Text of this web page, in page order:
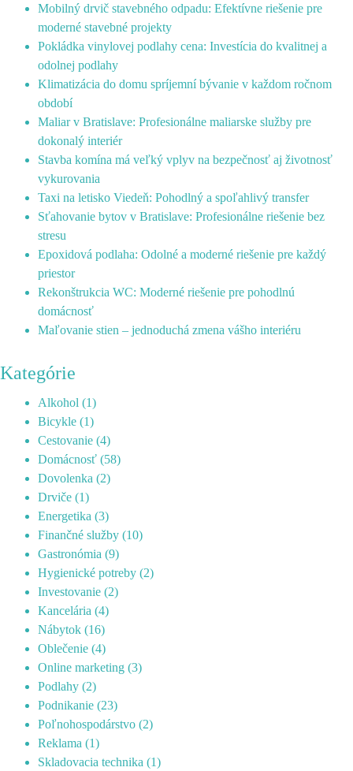
Mobilný drvič stavebného odpadu: Efektívne riešenie pre
moderné stavebné projekty
Pokládka vinylovej podlahy cena: Investícia do kvalitnej a
odolnej podlahy
Klimatizácia do domu spríjemní bývanie v každom ročnom
období
Maliar v Bratislave: Profesionálne maliarske služby pre
dokonalý interiér
Stavba komína má veľký vplyv na bezpečnosť aj životnosť
vykurovania
Taxi na letisko Viedeň: Pohodlný a spoľahlivý transfer
Sťahovanie bytov v Bratislave: Profesionálne riešenie bez
stresu
Epoxidová podlaha: Odolné a moderné riešenie pre každý
priestor
Rekonštrukcia WC: Moderné riešenie pre pohodlnú
domácnosť
Maľovanie stien – jednoduchá zmena vášho interiéru
Kategórie
Alkohol (1)
Bicykle (1)
Cestovanie (4)
Domácnosť (58)
Dovolenka (2)
Drviče (1)
Energetika (3)
Finančné služby (10)
Gastronómia (9)
Hygienické potreby (2)
Investovanie (2)
Kancelária (4)
Nábytok (16)
Oblečenie (4)
Online marketing (3)
Podlahy (2)
Podnikanie (23)
Poľnohospodárstvo (2)
Reklama (1)
Skladovacia technika (1)